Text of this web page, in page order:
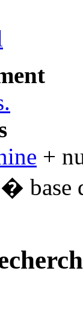
+
base